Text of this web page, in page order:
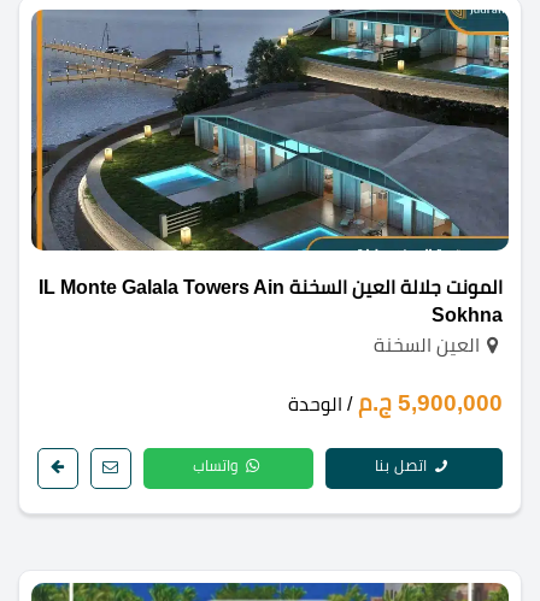
المونت جلالة العين السخنة IL Monte Galala Towers Ain
Sokhna
العين السخنة
5,900,000 ج.م / الوحدة
اتصل بنا واتساب